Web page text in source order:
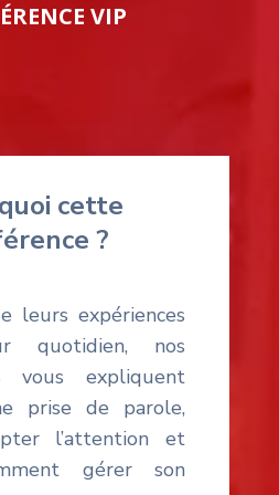
VIP
cette
?
leurs expériences
nos
vous expliquent
prise de parole,
l’attention et
gérer son